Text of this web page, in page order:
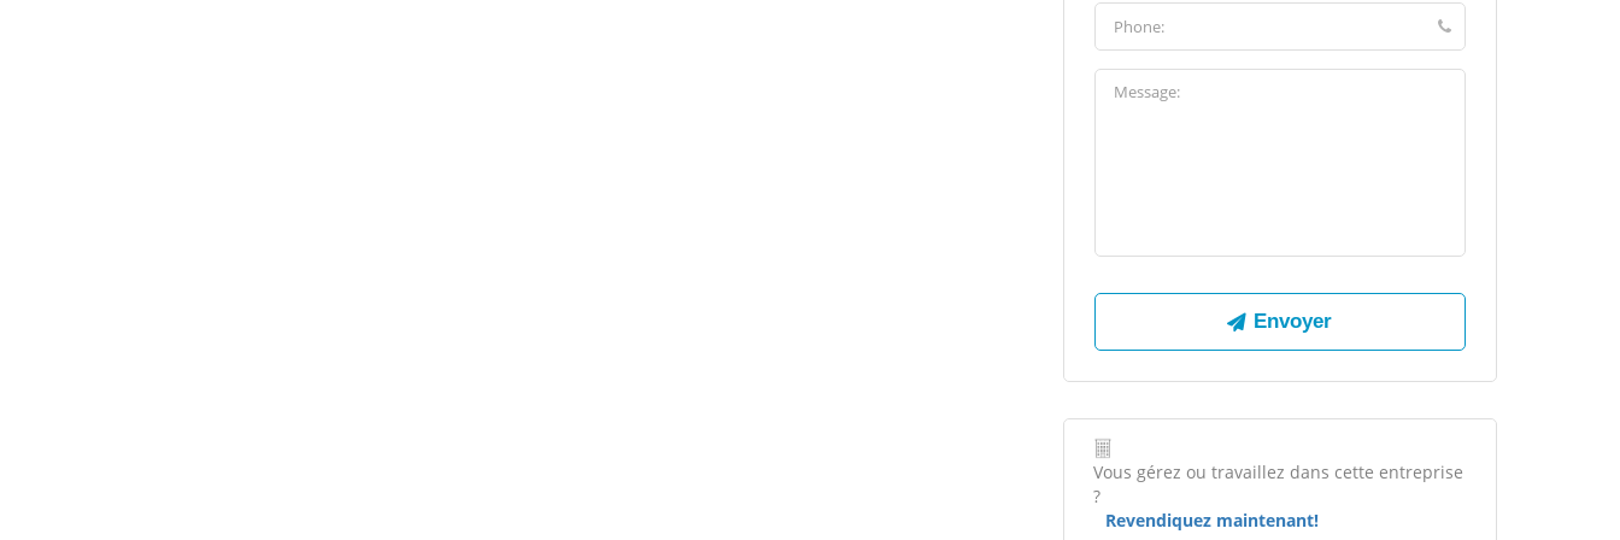
Vous gérez ou travaillez dans cette entreprise
?
Revendiquez maintenant!